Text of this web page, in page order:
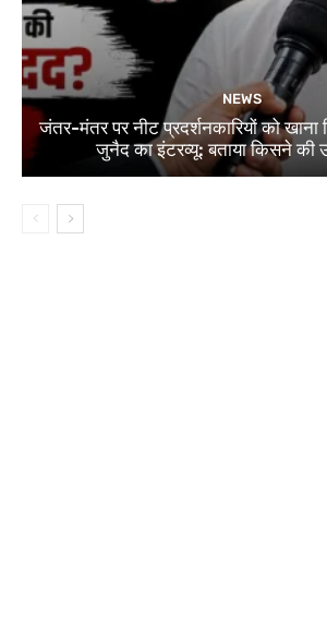
NEWS
जंतर-मंतर पर नीट प्रदर्शनकारियों को खाना
जुनैद का इंटरव्यू: बताया किसने की